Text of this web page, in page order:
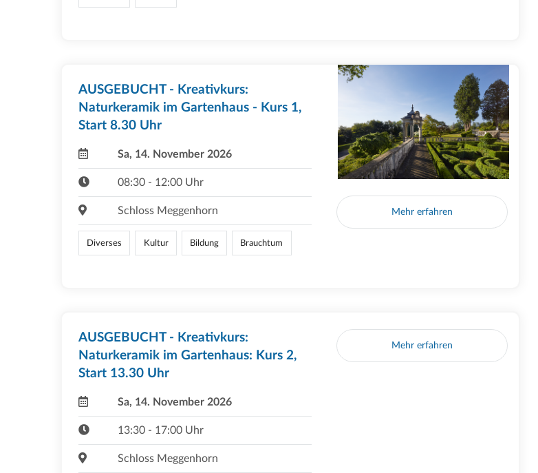
AUSGEBUCHT - Kreativkurs:
Naturkeramik im Gartenhaus - Kurs 1,
Start 8.30 Uhr
Sa, 14. November 2026
08:30 - 12:00 Uhr
Schloss Meggenhorn
Diverses Kultur Bildung Brauchtum
Mehr erfahren
AUSGEBUCHT - Kreativkurs:
Naturkeramik im Gartenhaus: Kurs 2,
Start 13.30 Uhr
Sa, 14. November 2026
13:30 - 17:00 Uhr
Schloss Meggenhorn
Mehr erfahren